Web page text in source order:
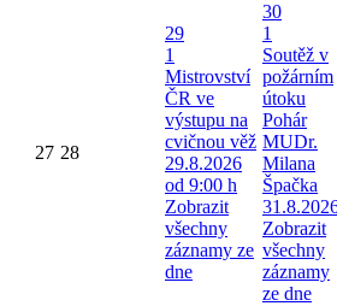
27 28
29
1
Mistrovství
ČR ve
výstupu na
cvičnou věž
29.8.2026
od 9:00 h
Zobrazit
všechny
záznamy ze
dne
30
1
Soutěž v
požárním
útoku
Pohár
MUDr.
Milana
Špačka
Zobrazit
všechny
záznamy
ze dne